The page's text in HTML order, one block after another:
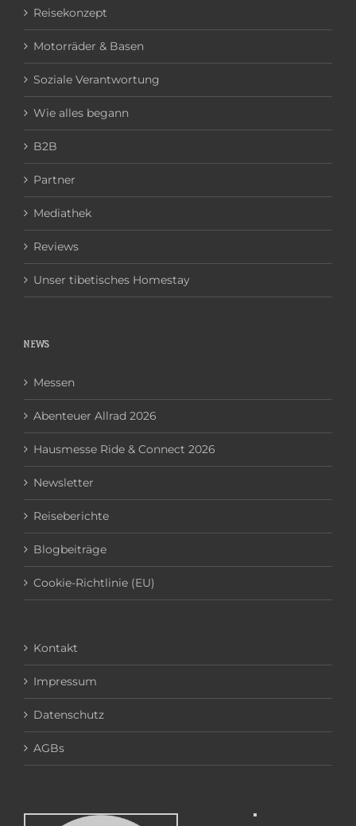
Reisekonzept
Motorräder & Basen
Soziale Verantwortung
Wie alles begann
B2B
Partner
Mediathek
Reviews
Unser tibetisches Homestay
NEWS
Messen
Abenteuer Allrad 2026
Hausmesse Ride & Connect 2026
Newsletter
Reiseberichte
Blogbeiträge
Cookie-Richtlinie (EU)
Kontakt
Impressum
Datenschutz
AGBs